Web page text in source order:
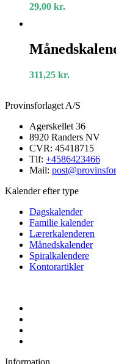
29,00 kr.
2026
i
fløjet
skind.
Med
kalender,
telefonregister
og
notesblok
311,25 kr.
Provinsforlaget A/S
Agerskellet 36
8920 Randers NV
CVR: 45418715
Tlf: +4586423466
Mail:
Kalender efter type
Dagskalender
Familie kalender
Lærerkalenderen
Månedskalender
Spiralkalendere
Kontorartikler